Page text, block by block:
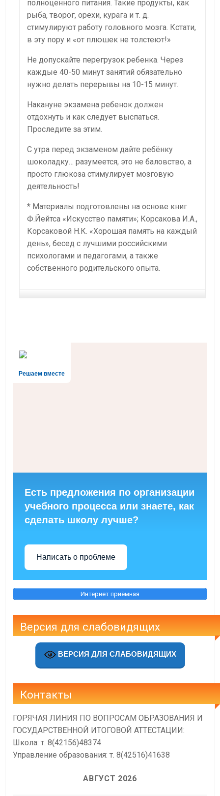
полноценного питания. Такие продукты, как
рыба, творог, орехи, курага и т. д.
стимулируют работу головного мозга. Кстати,
в эту пору и «от плюшек не толстеют!»
Не допускайте перегрузок ребенка. Через
каждые 40-50 минут занятий обязательно
нужно делать перерывы на 10-15 минут.
Накануне экзамена ребенок должен
отдохнуть и как следует выспаться.
Проследите за этим.
С утра перед экзаменом дайте ребёнку
шоколадку… разумеется, это не баловство, а
просто глюкоза стимулирует мозговую
деятельность!
* Материалы подготовлены на основе книг
Ф.Йейтса «Искусство памяти»; Корсакова И.А.,
Корсаковой Н.К. «Хорошая память на каждый
день», бесед с лучшими российскими
психологами и педагогами, а также
собственного родительского опыта.
Решаем вместе
Есть предложения по организации
учебного процесса или знаете, как
сделать школу лучше?
Написать о проблеме
Интернет приёмная
Версия для слабовидящих
ВЕРСИЯ ДЛЯ СЛАБОВИДЯЩИХ
Контакты
ГОРЯЧАЯ ЛИНИЯ ПО ВОПРОСАМ ОБРАЗОВАНИЯ И
ГОСУДАРСТВЕННОЙ ИТОГОВОЙ АТТЕСТАЦИИ:
Школа: т. 8(42156)48374
Управление образования: т. 8(42516)41638
АВГУСТ 2026